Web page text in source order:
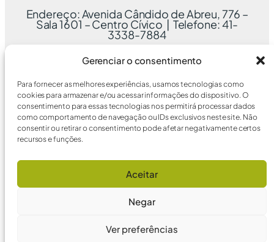
Gerenciar o consentimento
Para fornecer as melhores experiências, usamos tecnologias como
cookies para armazenar e/ou acessar informações do dispositivo. O
consentimento para essas tecnologias nos permitirá processar dados
como comportamento de navegação ou IDs exclusivos neste site. Não
consentir ou retirar o consentimento pode afetar negativamente certos
recursos e funções.
Aceitar
Negar
Ver preferências
Endereço: Avenida Cândido de Abreu, 776 –
Sala 1601 – Centro Cívico | Telefone: 41-
3338-7884